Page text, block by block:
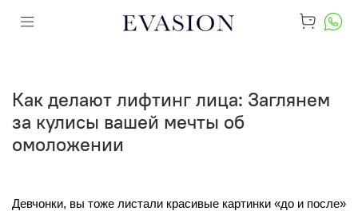
Как делают лифтинг лица: Заглянем
за кулисы вашей мечты об
омоложении
Девчонки, вы тоже листали красивые картинки «до и после»